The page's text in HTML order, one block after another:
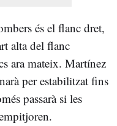
és el flanc dret,
alta del flanc
ara mateix. Martínez
per estabilitzat fins
passarà si les